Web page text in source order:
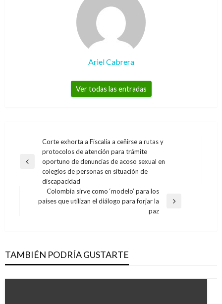
Ariel Cabrera
Ver todas las entradas
Navegación
de
entradas
Entrada
Corte exhorta a Fiscalía a ceñirse a rutas y
protocolos de atención para trámite
oportuno de denuncias de acoso sexual en
colegios de personas en situación de
discapacidad
Entrada
Colombia sirve como ‘modelo’ para los
países que utilizan el diálogo para forjar la
paz
TAMBIÉN PODRÍA GUSTARTE